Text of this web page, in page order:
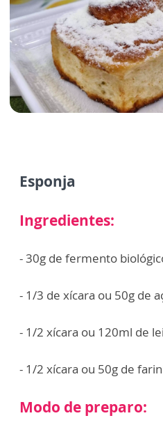
Esponja
Ingredientes:
- 30g de fermento
- 1/3 de xícara ou 50g de
- 1/2 xícara ou 120ml de
- 1/2 xícara ou 50g de
Modo de preparo: